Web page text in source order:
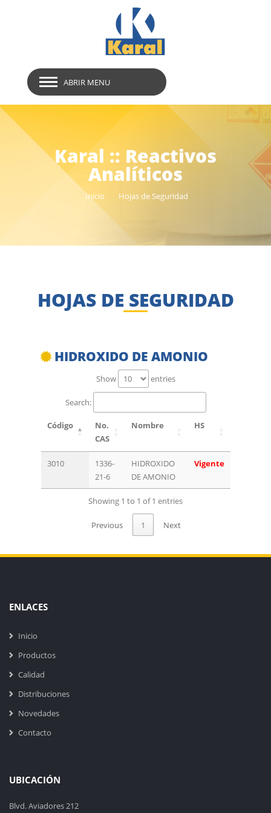
ABRIR MENU
Karal :: Reactivos
Analíticos
Inicio Hojas de Seguridad
HOJAS DE SEGURIDAD
HIDROXIDO DE AMONIO
Show entries
Search:
Código
No.
CAS
Nombre HS
3010
1336-
21-6
HIDROXIDO
DE AMONIO
Vigente
Showing 1 to 1 of 1 entries
Previous 1 Next
ENLACES
Inicio
Productos
Calidad
Distribuciones
Novedades
Contacto
UBICACIÓN
Blvd. Aviadores 212